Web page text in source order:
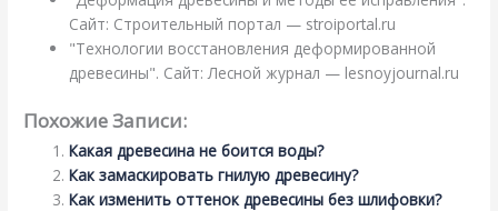
Сайт: Строительный портал — stroiportal.ru
"Технологии восстановления деформированной
древесины". Сайт: Лесной журнал — lesnoyjournal.ru
Похожие Записи:
Какая древесина не боится воды?
Как замаскировать гнилую древесину?
Как изменить оттенок древесины без шлифовки?